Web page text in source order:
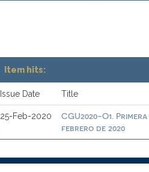
Item hits:
Issue Date Title
25-Feb-2020
CGU2020-O1.
febrero de 2020